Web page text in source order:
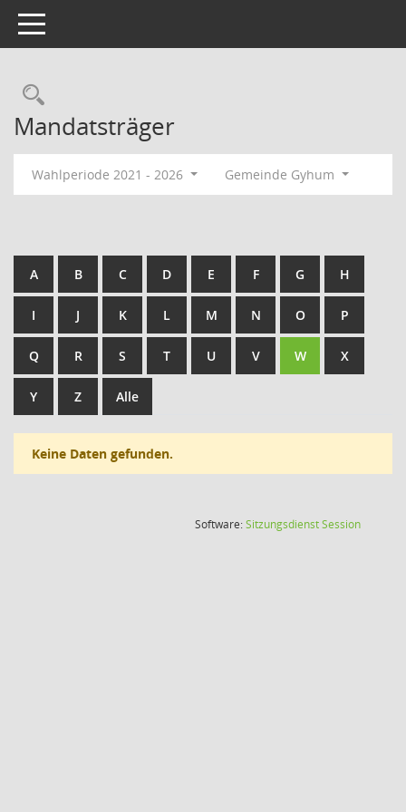
Toggle navigation
Rechercheauswahl
Mandatsträger
Wahlperiode 2021 - 2026 Gemeinde Gyhum
A B C D E F G H
I J K L M N O P
Q R S T U V W X
Y Z Alle
Keine Daten gefunden.
Software:SitzungsdienstSession(Wird in